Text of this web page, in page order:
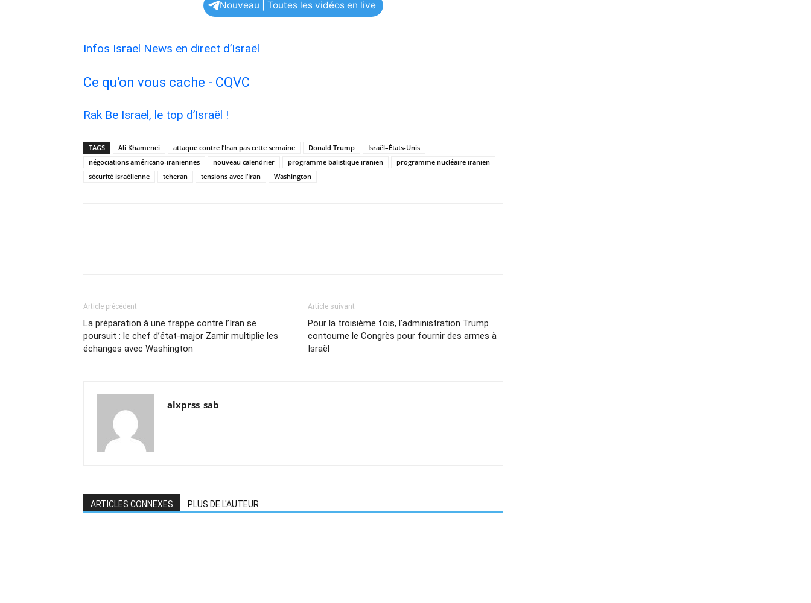
Nouveau | Toutes les vidéos en live
Infos Israel News en direct d’Israël
Ce qu'on vous cache - CQVC
Rak Be Israel, le top d’Israël !
TAGS Ali Khamenei attaque contre l’Iran pas cette semaine Donald Trump
Israël–États-Unis
négociations américano-iraniennes
nouveau calendrier programme balistique iranien
programme nucléaire iranien
sécurité israélienne
teheran tensions avec l’Iran Washington
Article précédent
La préparation à une frappe contre l’Iran se
poursuit : le chef d’état-major Zamir multiplie les
échanges avec Washington
Article suivant
Pour la troisième fois, l’administration Trump
contourne le Congrès pour fournir des armes à
Israël
alxprss_sab
ARTICLES CONNEXES PLUS DE L'AUTEUR